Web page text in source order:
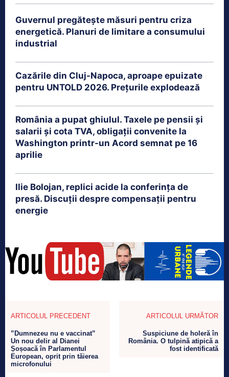
Guvernul pregătește măsuri pentru criza
energetică. Planuri de limitare a consumului
industrial
Cazările din Cluj-Napoca, aproape epuizate
pentru UNTOLD 2026. Prețurile explodează
România a pupat ghiulul. Taxele pe pensii și
salarii și cota TVA, obligații convenite la
Washington printr-un Acord semnat pe 16
aprilie
Ilie Bolojan, replici acide la conferința de
presă. Discuții despre compensații pentru
energie
ARTICOLUL PRECEDENT
”Dumnezeu nu e vaccinat”
Un nou delir al Dianei
Șoșoacă în Parlamentul
European, oprit prin tăierea
microfonului
ARTICOLUL URMĂTOR
Suspiciune de holeră în
România. O tulpină atipică a
fost identificată